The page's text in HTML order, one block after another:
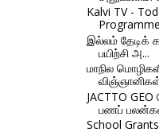
Kalvi TV -
இல்லம் தேடிக்
பயிற்சி அ...
மாநில
JACTTO
பணப்
School